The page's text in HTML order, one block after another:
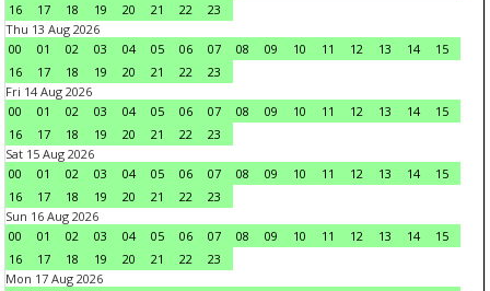
16
17 18 19 20 21 22
23
Thu 13 Aug 2026
00
01 02 03 04 05 06 07 08 09 10 11 12 13 14
15
16
17 18 19 20 21 22
23
Fri 14 Aug 2026
00
01 02 03 04 05 06 07 08 09 10 11 12 13 14
15
16
17 18 19 20 21 22
23
Sat 15 Aug 2026
00
01 02 03 04 05 06 07 08 09 10 11 12 13 14
15
16
17 18 19 20 21 22
23
Sun 16 Aug 2026
00
01 02 03 04 05 06 07 08 09 10 11 12 13 14
15
16
17 18 19 20 21 22
23
Mon 17 Aug 2026